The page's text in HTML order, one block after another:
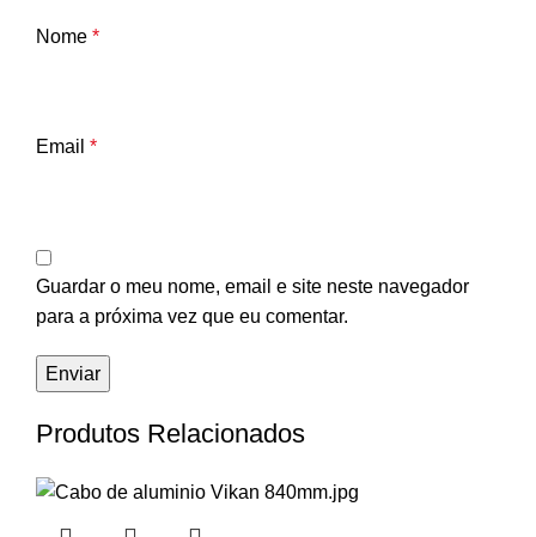
Nome *
Email *
Guardar o meu nome, email e site neste navegador
para a próxima vez que eu comentar.
Produtos Relacionados